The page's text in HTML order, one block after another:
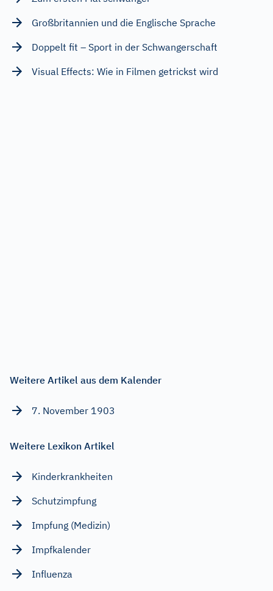
Großbritannien und die Englische Sprache
Doppelt fit – Sport in der Schwangerschaft
Visual Effects: Wie in Filmen getrickst wird
Weitere Artikel aus dem Kalender
7. November 1903
Weitere Lexikon Artikel
Kinderkrankheiten
Schutzimpfung
Impfung (Medizin)
Impfkalender
Influenza